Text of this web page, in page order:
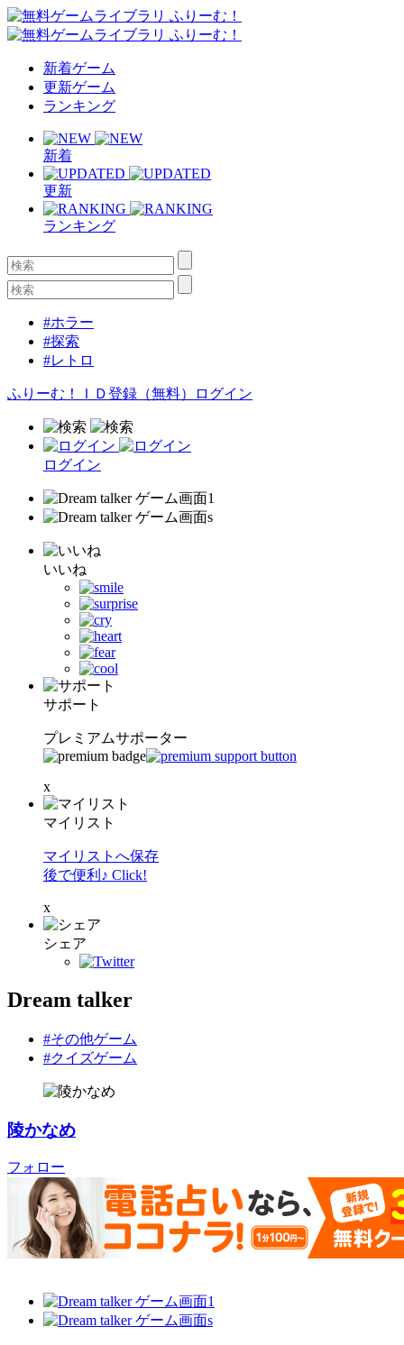
新着ゲーム
更新ゲーム
ランキング
新着
更新
ランキング
#ホラー
#探索
#レトロ
ふりーむ！ＩＤ登録（無料） ログイン
ログイン
いいね
サポート
プレミアムサポーター
x
マイリスト
マイリストへ保存
後で便利♪ Click!
x
シェア
Dream talker
#その他ゲーム
#クイズゲーム
陵かなめ
フォロー